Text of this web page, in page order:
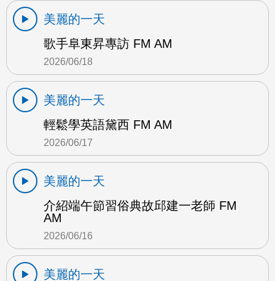
美麗的一天
歌手阜東昇專訪 FM AM
2026/06/18
美麗的一天
輕鬆學英語黛西 FM AM
2026/06/17
美麗的一天
介紹端午節習俗典故邱建一老師 FM
AM
2026/06/16
美麗的一天